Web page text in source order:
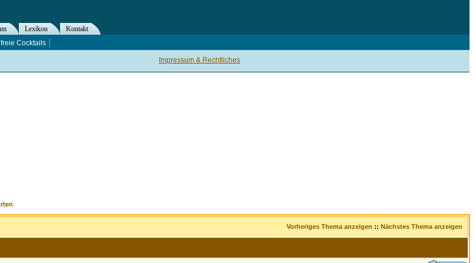
Vorheriges Thema anzeigen :: Nächstes Thema anzeigen
Impressum & Rechtliches
Lexikon
Kontakt
Cocktails